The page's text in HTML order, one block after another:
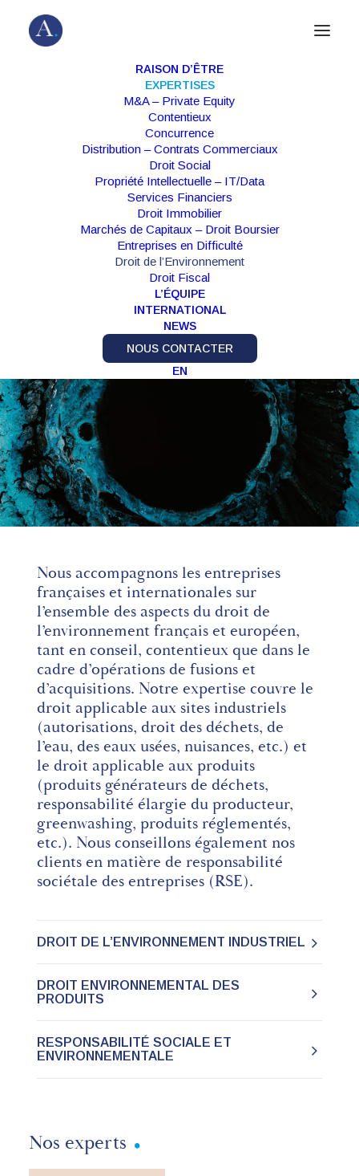
RAISON D’ÊTRE
EXPERTISES
M&A – Private Equity
Contentieux
Concurrence
Distribution – Contrats Commerciaux
Droit Social
Propriété Intellectuelle – IT/Data
Services Financiers
Droit Immobilier
Marchés de Capitaux – Droit Boursier
Entreprises en Difficulté
Droit de l’Environnement
Droit Fiscal
L’ÉQUIPE
INTERNATIONAL
NEWS
NOUS CONTACTER
EN
Droit de l'Environnement
Accompagner le développement de votre
activité dans le cadre réglementaire
évolutif et contraignant du droit de
l’environnement
Nous accompagnons les entreprises
françaises et internationales sur
l’ensemble des aspects du droit de
l’environnement français et européen,
tant en conseil, contentieux que dans le
cadre d’opérations de fusions et
d’acquisitions. Notre expertise couvre le
droit applicable aux sites industriels
(autorisations, droit des déchets, de
l’eau, des eaux usées, nuisances, etc.) et
le droit applicable aux produits
(produits générateurs de déchets,
responsabilité élargie du producteur,
greenwashing, produits réglementés,
etc.). Nous conseillons également nos
clients en matière de responsabilité
sociétale des entreprises (RSE).
DROIT DE L’ENVIRONNEMENT INDUSTRIEL
DROIT ENVIRONNEMENTAL DES
PRODUITS
RESPONSABILITÉ SOCIALE ET
ENVIRONNEMENTALE
Nos experts